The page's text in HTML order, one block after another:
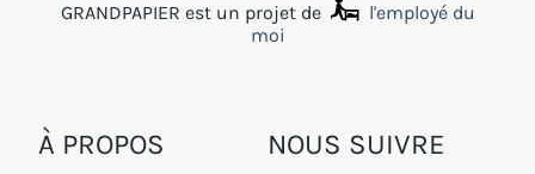
GRANDPAPIER est un projet de
l'employé du
moi
À PROPOS NOUS SUIVRE